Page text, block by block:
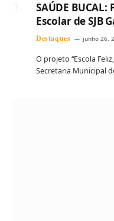
SAÚDE
Escolar de SJB
Destaques junho 26,
O projeto “Escola
Secretaria Municipal